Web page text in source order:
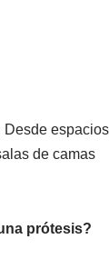
Desde
de camas
prótesis?